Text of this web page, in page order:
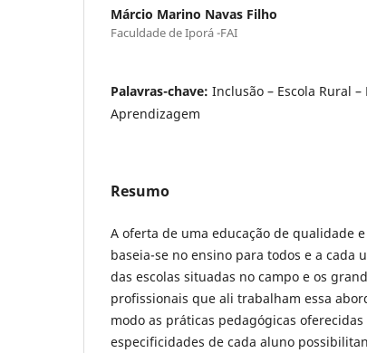
Márcio Marino Navas Filho
Faculdade de Iporá -FAI
Palavras-chave: Inclusão – Escola Rural
Aprendizagem
Resumo
A oferta de uma educação de qualidade
baseia-se no ensino para todos e a cada
das escolas situadas no campo e os
profissionais que ali trabalham essa
modo as práticas pedagógicas
especificidades de cada aluno